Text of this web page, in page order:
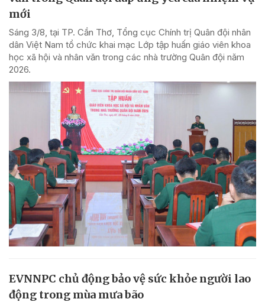
mới
Sáng 3/8, tại TP. Cần Thơ, Tổng cục Chính trị Quân đội nhân
dân Việt Nam tổ chức khai mạc Lớp tập huấn giáo viên khoa
học xã hội và nhân văn trong các nhà trường Quân đội năm
2026.
EVNNPC chủ động bảo vệ sức khỏe người lao
động trong mùa mưa bão